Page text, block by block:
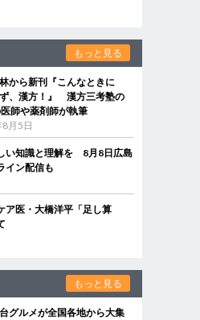
もっと見る
から新刊『こんなときに
、漢方！』 漢方三考塾の
師や薬剤師が執筆
月5日
い知識と理解を 8月8日広島
イン配信も
ア医・大橋洋平「足し算
もっと見る
グルメが全国各地から大集